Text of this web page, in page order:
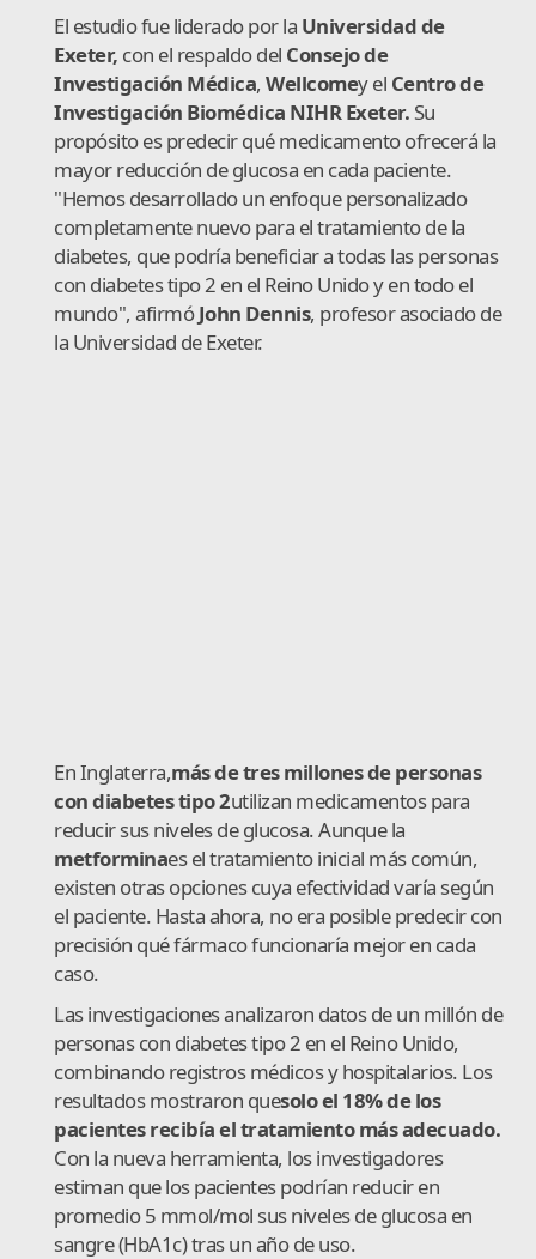
El estudio fue liderado por la Universidad de
Exeter, con el respaldo del Consejo de
Investigación Médica, Wellcomey el Centro de
Investigación Biomédica NIHR Exeter. Su
propósito es predecir qué medicamento ofrecerá la
mayor reducción de glucosa en cada paciente.
"Hemos desarrollado un enfoque personalizado
completamente nuevo para el tratamiento de la
diabetes, que podría beneficiar a todas las personas
con diabetes tipo 2 en el Reino Unido y en todo el
mundo", afirmóJohn Dennis, profesor asociado de
la Universidad de Exeter.
En Inglaterra,más de tres millones de personas
con diabetes tipo 2utilizan medicamentos para
reducir sus niveles de glucosa. Aunque la
metforminaes el tratamiento inicial más común,
existen otras opciones cuya efectividad varía según
el paciente. Hasta ahora, no era posible predecir con
precisión qué fármaco funcionaría mejor en cada
caso.
Las investigaciones analizaron datos de un millón de
personas con diabetes tipo 2 en el Reino Unido,
combinando registros médicos y hospitalarios. Los
resultados mostraron quesolo el 18% de los
pacientes recibía el tratamiento más adecuado.
Con la nueva herramienta, los investigadores
estiman que los pacientes podrían reducir en
promedio 5 mmol/mol sus niveles de glucosa en
sangre (HbA1c) tras un año de uso.